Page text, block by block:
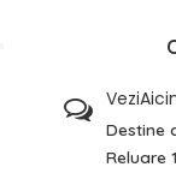
Destine
Reluare